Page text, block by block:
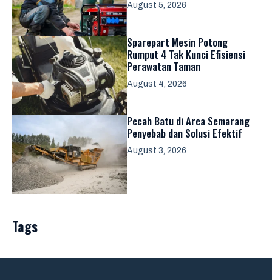
August 5, 2026
Sparepart Mesin Potong
Rumput 4 Tak Kunci Efisiensi
Perawatan Taman
August 4, 2026
Pecah Batu di Area Semarang
Penyebab dan Solusi Efektif
August 3, 2026
Tags